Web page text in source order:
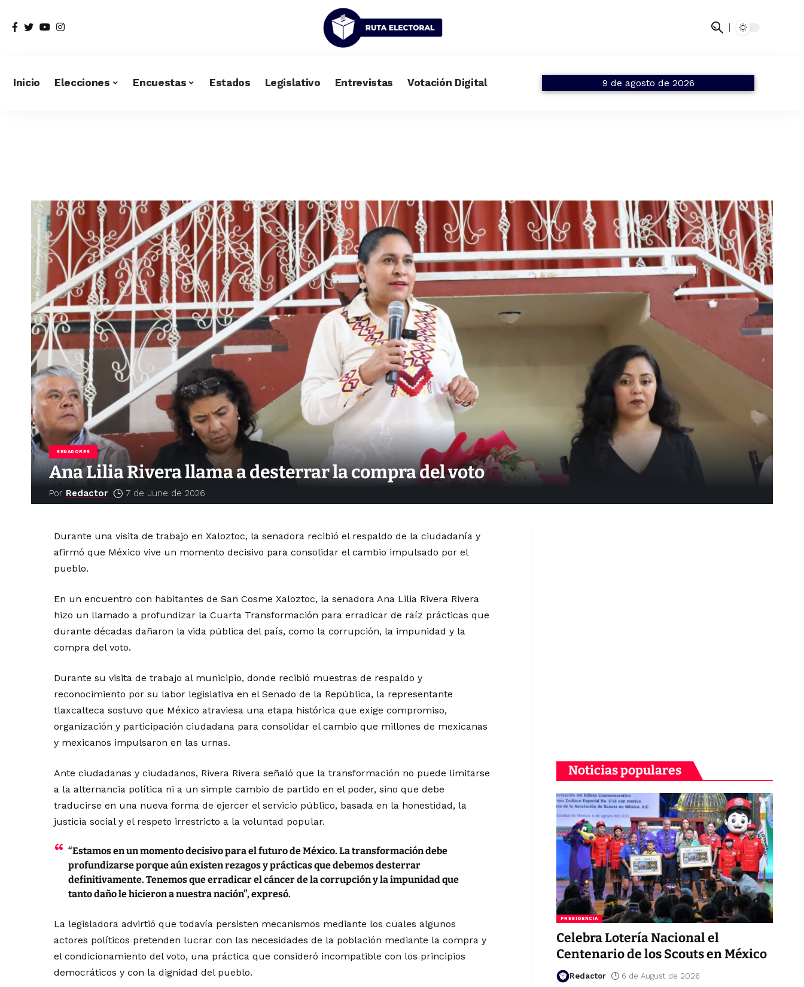
Inicio Elecciones Encuestas Estados Legislativo Entrevistas Votación Digital 9 de agosto de 2026
SENADORES
Ana Lilia Rivera llama a desterrar la compra del voto
Por Redactor 7 de June de 2026
Durante una visita de trabajo en Xaloztoc, la senadora recibió el respaldo de la ciudadanía y
afirmó que México vive un momento decisivo para consolidar el cambio impulsado por el
pueblo.
En un encuentro con habitantes de San Cosme Xaloztoc, la senadora Ana Lilia Rivera Rivera
hizo un llamado a profundizar la Cuarta Transformación para erradicar de raíz prácticas que
durante décadas dañaron la vida pública del país, como la corrupción, la impunidad y la
compra del voto.
Durante su visita de trabajo al municipio, donde recibió muestras de respaldo y
reconocimiento por su labor legislativa en el Senado de la República, la representante
tlaxcalteca sostuvo que México atraviesa una etapa histórica que exige compromiso,
organización y participación ciudadana para consolidar el cambio que millones de mexicanas
y mexicanos impulsaron en las urnas.
Ante ciudadanas y ciudadanos, Rivera Rivera señaló que la transformación no puede limitarse
a la alternancia política ni a un simple cambio de partido en el poder, sino que debe
traducirse en una nueva forma de ejercer el servicio público, basada en la honestidad, la
justicia social y el respeto irrestricto a la voluntad popular.
“Estamos en un momento decisivo para el futuro de México. La transformación debe
profundizarse porque aún existen rezagos y prácticas que debemos desterrar
definitivamente. Tenemos que erradicar el cáncer de la corrupción y la impunidad que
tanto daño le hicieron a nuestra nación”, expresó.
La legisladora advirtió que todavía persisten mecanismos mediante los cuales algunos
actores políticos pretenden lucrar con las necesidades de la población mediante la compra y
el condicionamiento del voto, una práctica que consideró incompatible con los principios
democráticos y con la dignidad del pueblo.
Noticias populares
PRESIDENCIA
Celebra Lotería Nacional el
Centenario de los Scouts en México
Redactor 6 de August de 2026